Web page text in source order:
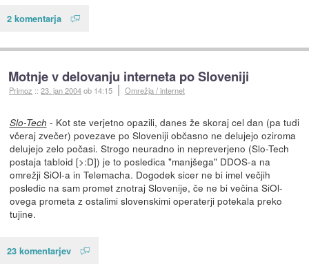
2 komentarja
Motnje v delovanju interneta po Sloveniji
Primoz ::23. jan 2004ob 14:15 Omrežja / internet
Slo-Tech - Kot ste verjetno opazili, danes že skoraj cel dan (pa tudi
včeraj zvečer) povezave po Sloveniji občasno ne delujejo oziroma
delujejo zelo počasi. Strogo neuradno in nepreverjeno (Slo-Tech
postaja tabloid [>:D]) je to posledica "manjšega" DDOS-a na
omrežji SiOl-a in Telemacha. Dogodek sicer ne bi imel večjih
posledic na sam promet znotraj Slovenije, če ne bi večina SiOl-
ovega prometa z ostalimi slovenskimi operaterji potekala preko
tujine.
23 komentarjev